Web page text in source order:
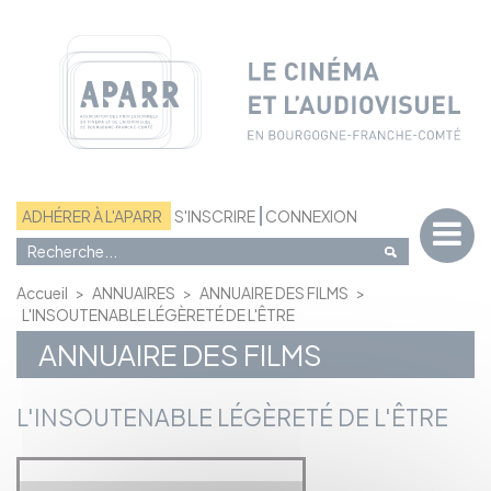
ADHÉRER À L'APARR S'INSCRIRE CONNEXION
Accueil > ANNUAIRES > ANNUAIRE DES FILMS >
L'INSOUTENABLE LÉGÈRETÉ DE L'ÊTRE
ANNUAIRE DES FILMS
L'INSOUTENABLE LÉGÈRETÉ DE L'ÊTRE